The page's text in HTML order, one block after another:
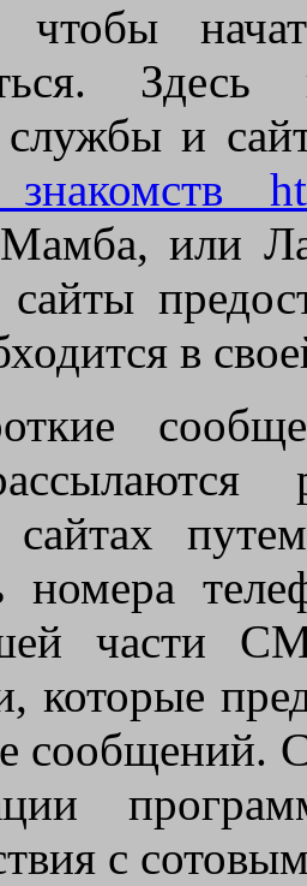
и
Мамба, или
в
сайтах
номера
части
которые
сообщений.
с